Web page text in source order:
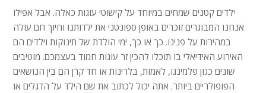
ילדים קטנים שמחים במיוחד על קישוטי עוגות כאלה. אבל אפילו
אנחנו המבוגרים זוכרים באופן ספונטני את ילדותנו וחיוך חם עולה
במהירות על פנינו. כך או כך, ימי הולדת של תינוקות וילדים הם
האירוע האידיאלי בו תוכלו להכין זר עוגות חמוד בעצמכם. מוטיבים
שונים כגון פלמינגו, לאמות, בלרינות או חד קרן הם בין הנושאים
הפופולריים ביותר. אתה יכול לכתוב את שם הילד על הדגלים או